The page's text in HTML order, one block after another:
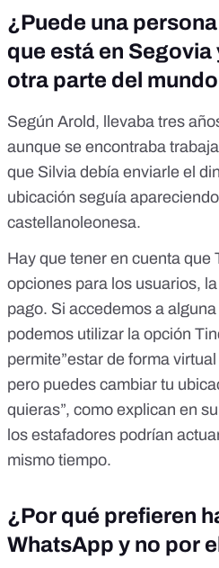
¿Puede una
que está en
otra parte del
Según Arold, llevaba tres
aunque se encontraba
que Silvia debía enviarle el
ubicación seguía
castellanoleonesa.
Hay que tener en cuenta que
opciones para los usuarios,
pago. Si accedemos a
podemos utilizar la opción
permite”estar de forma
pero puedes cambiar tu
quieras”, como explican en
los estafadores podrían
mismo tiempo.
¿Por qué prefieren
WhatsApp y no por